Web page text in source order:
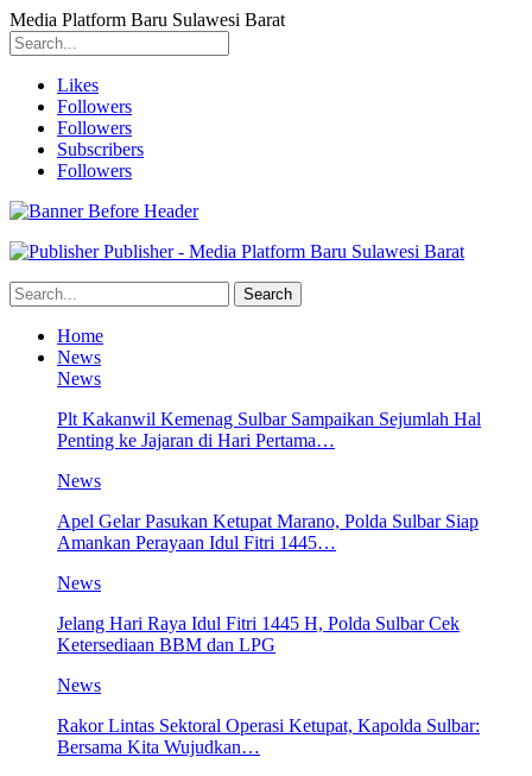
Media Platform Baru Sulawesi Barat
Likes
Followers
Followers
Subscribers
Followers
Publisher - Media Platform Baru Sulawesi Barat
Home
News
News
Plt Kakanwil Kemenag Sulbar Sampaikan Sejumlah Hal
Penting ke Jajaran di Hari Pertama…
News
Apel Gelar Pasukan Ketupat Marano, Polda Sulbar Siap
Amankan Perayaan Idul Fitri 1445…
News
Jelang Hari Raya Idul Fitri 1445 H, Polda Sulbar Cek
Ketersediaan BBM dan LPG
News
Rakor Lintas Sektoral Operasi Ketupat, Kapolda Sulbar:
Bersama Kita Wujudkan…